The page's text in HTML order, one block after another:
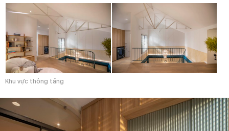
Khu vực thông tầng